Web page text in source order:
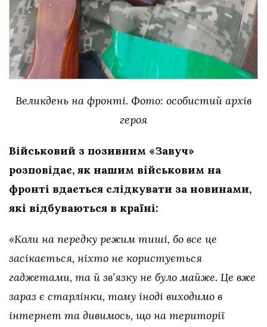
Великдень на фронті. Фото: особистий архів
героя
Військовий з позивним «Завуч»
розповідає, як нашим військовим на
фронті вдається слідкувати за новинами,
які відбуваються в країні:
«Коли на передку режим тиші, бо все це
засікається, ніхто не користується
гаджетами, та й зв’язку не було майже. Це вже
зараз є старлінки, тому іноді виходимо в
інтернет та дивимось, що на території